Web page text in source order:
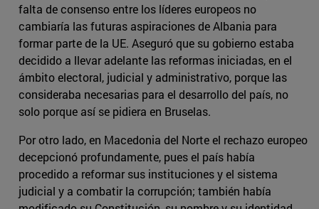
falta de consenso entre los líderes europeos no
cambiaría las futuras aspiraciones de Albania para
formar parte de la UE. Aseguró que su gobierno estaba
decidido a llevar adelante las reformas iniciadas, en el
ámbito electoral, judicial y administrativo, porque las
consideraba necesarias para el desarrollo del país, no
solo porque así se pidiera en Bruselas.
Por otro lado, en Macedonia del Norte el rechazo europeo
decepcionó profundamente, pues el país había
procedido a reformar sus instituciones y el sistema
judicial y a combatir la corrupción; también había